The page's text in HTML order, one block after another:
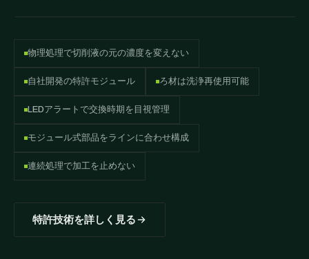
物理処理で切削液の元の濃度を変えない
自社開発の特許モジュール ろ材は洗浄再使用可能
LEDアラートで交換時期を目視管理
モジュール式部品をラインに合わせ構成
連続処理で加工を止めない
特許技術を詳しく見る